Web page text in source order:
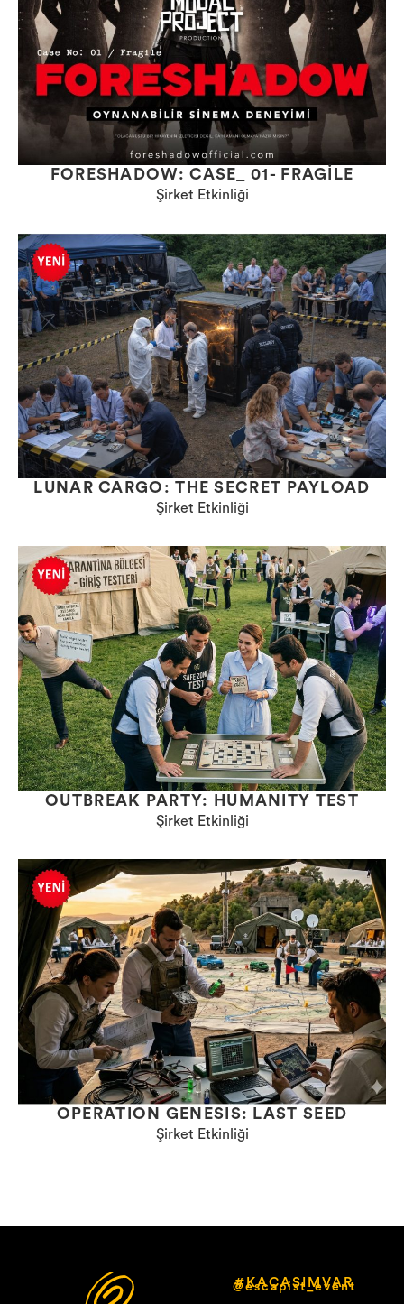
FORESHADOW: CASE_ 01- FRAGILE
Şirket Etkinliği
LUNAR CARGO: THE SECRET PAYLOAD
Şirket Etkinliği
OUTBREAK PARTY: HUMANITY TEST
Şirket Etkinliği
OPERATION GENESIS: LAST SEED
Şirket Etkinliği
#KAÇASIMVAR
@escapist_event